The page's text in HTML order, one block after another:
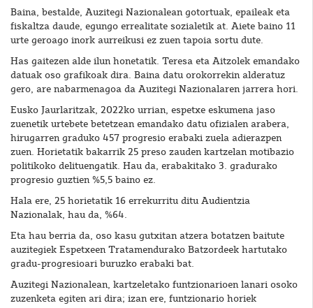
Baina, bestalde, Auzitegi Nazionalean gotortuak, epaileak eta
fiskaltza daude, egungo errealitate sozialetik at. Aiete baino 11
urte geroago inork aurreikusi ez zuen tapoia sortu dute.
Has gaitezen alde ilun honetatik. Teresa eta Aitzolek emandako
datuak oso grafikoak dira. Baina datu orokorrekin alderatuz
gero, are nabarmenagoa da Auzitegi Nazionalaren jarrera hori.
Eusko Jaurlaritzak, 2022ko urrian, espetxe eskumena jaso
zuenetik urtebete betetzean emandako datu ofizialen arabera,
hirugarren graduko 457 progresio erabaki zuela adierazpen
zuen. Horietatik bakarrik 25 preso zauden kartzelan motibazio
politikoko delituengatik. Hau da, erabakitako 3. gradurako
progresio guztien %5,5 baino ez.
Hala ere, 25 horietatik 16 errekurritu ditu Audientzia
Nazionalak, hau da, %64.
Eta hau berria da, oso kasu gutxitan atzera botatzen baitute
auzitegiek Espetxeen Tratamendurako Batzordeek hartutako
gradu-progresioari buruzko erabaki bat.
Auzitegi Nazionalean, kartzeletako funtzionarioen lanari osoko
zuzenketa egiten ari dira; izan ere, funtzionario horiek